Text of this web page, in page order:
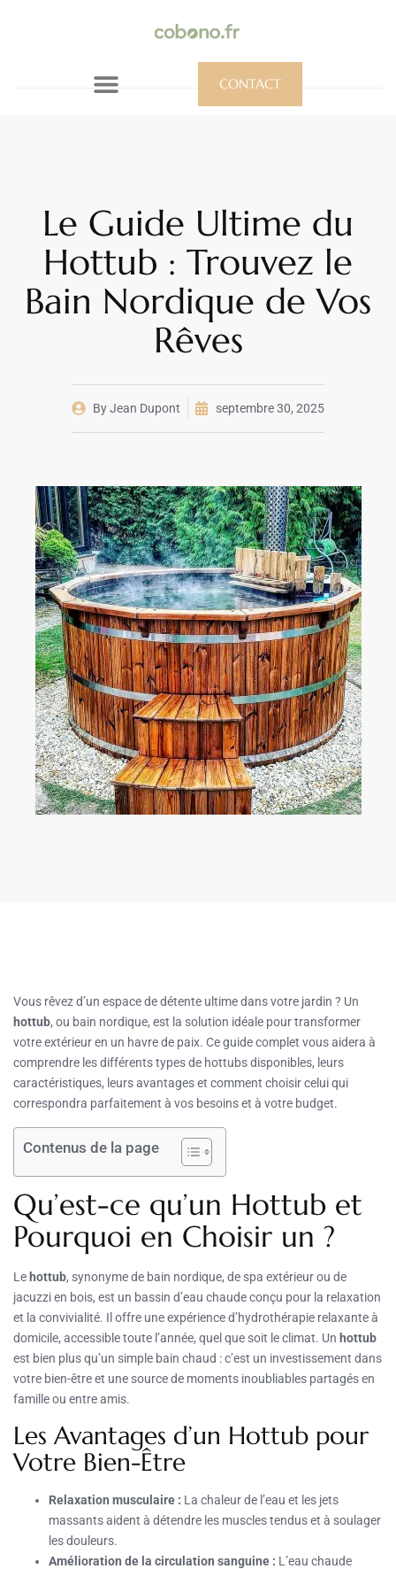
CONTACT
Le Guide Ultime du
Hottub : Trouvez le
Bain Nordique de Vos
Rêves
ByJean Dupont septembre 30, 2025
Vous rêvez d’un espace de détente ultime dans votre jardin ? Un
hottub, ou bain nordique, est la solution idéale pour transformer
votre extérieur en un havre de paix. Ce guide complet vous aidera à
comprendre les différents types de hottubs disponibles, leurs
caractéristiques, leurs avantages et comment choisir celui qui
correspondra parfaitement à vos besoins et à votre budget.
Contenus de la page
Qu’est-ce qu’un Hottub et
Pourquoi en Choisir un ?
Lehottub, synonyme de bain nordique, de spa extérieur ou de
jacuzzi en bois, est un bassin d’eau chaude conçu pour la relaxation
et la convivialité. Il offre une expérience d’hydrothérapie relaxante à
domicile, accessible toute l’année, quel que soit le climat. Un hottub
est bien plus qu’un simple bain chaud : c’est un investissement dans
votre bien-être et une source de moments inoubliables partagés en
famille ou entre amis.
Les Avantages d’un Hottub pour
Votre Bien-Être
Relaxation musculaire : La chaleur de l’eau et les jets
massants aident à détendre les muscles tendus et à soulager
les douleurs.
Amélioration de la circulation sanguine : L’eau chaude